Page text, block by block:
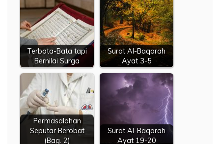
Terbata-Bata tapi
Bernilai Surga
Surat Al-Baqarah
Ayat 3-5
Permasalahan
Seputar Berobat
(Bag. 2)
Surat Al-Baqarah
Ayat 19-20